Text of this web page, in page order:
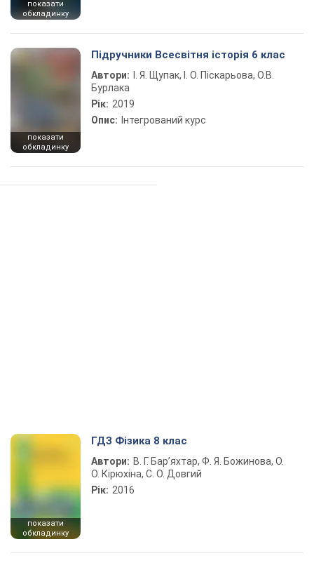
показати
обкладинку
показати
обкладинку
Підручники Всесвітня історія 6 клас
Автори:
І. Я. Щупак, І. О. Піскарьова, О.В.
Бурлака
Рік: 2019
Опис: Інтегрований курс
показати
обкладинку
ГДЗ Фізика 8 клас
Автори: В. Г. Бар’яхтар, Ф. Я. Божинова, О.
О. Кірюхіна, С. О. Довгий
Рік: 2016